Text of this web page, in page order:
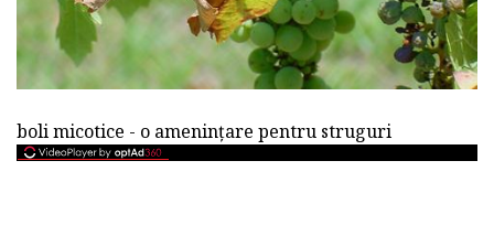
boli micotice - o amenințare pentru struguri